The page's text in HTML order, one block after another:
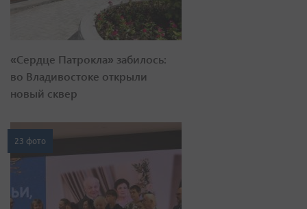
«Сердце Патрокла» забилось:
во Владивостоке открыли
новый сквер
23 фото